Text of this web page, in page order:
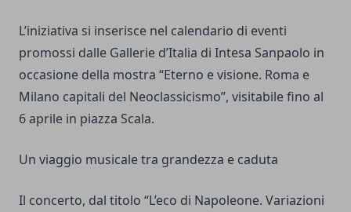
L’iniziativa si inserisce nel calendario di eventi
promossi dalle Gallerie d’Italia di Intesa Sanpaolo in
occasione della mostra “Eterno e visione. Roma e
Milano capitali del Neoclassicismo”, visitabile fino al
6 aprile in piazza Scala.
Un viaggio musicale tra grandezza e caduta
Il concerto, dal titolo “L’eco di Napoleone. Variazioni